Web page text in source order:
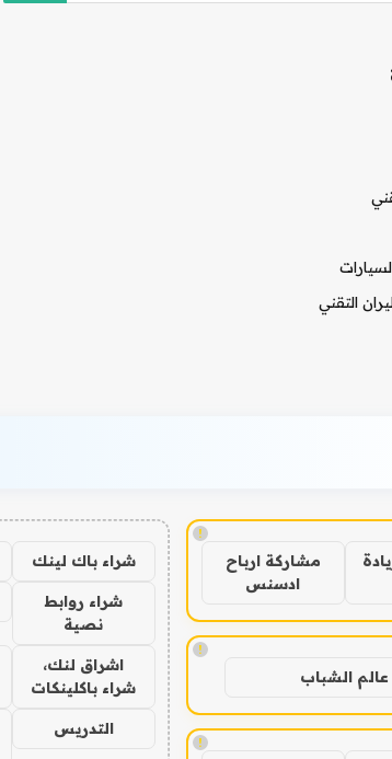
التقني
!
مشاركة ارباح
ادسنس
!
عالم الشباب
!
شراء باك لينك
شراء روابط
نصية
اشراق لنك،
شراء باكلينكات
التدريس